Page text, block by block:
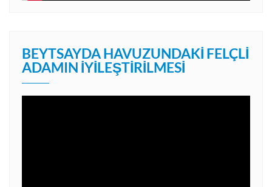
BEYTSAYDA HAVUZUNDAKI FELÇLI
ADAMIN İYILEŞTIRILMESI